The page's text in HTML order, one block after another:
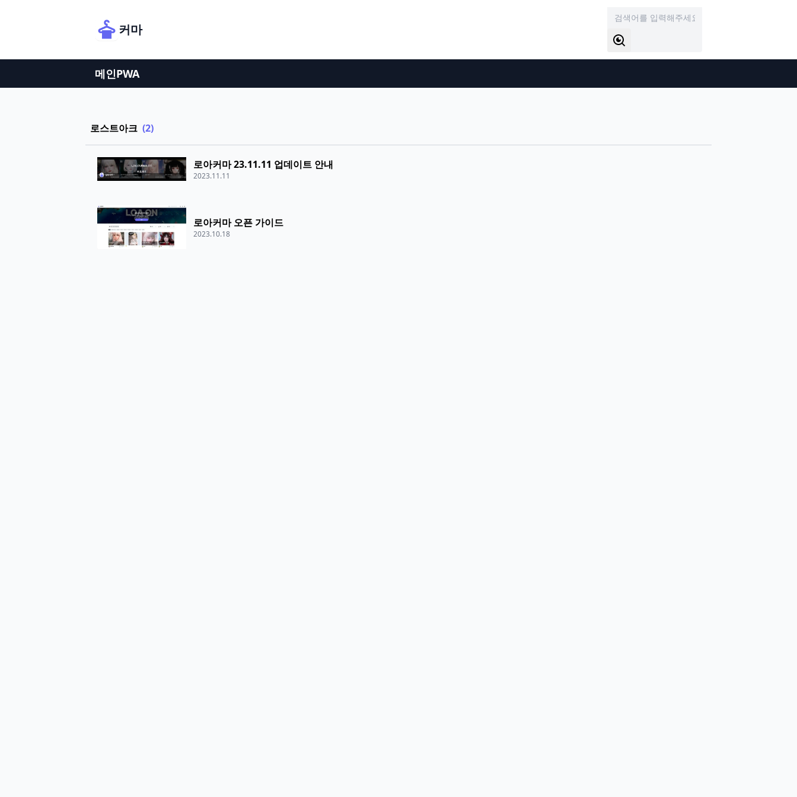
커마
메인PWA
로스트아크 (2)
로아커마 23.11.11 업데이트 안내
2023.11.11
로아커마 오픈 가이드
2023.10.18